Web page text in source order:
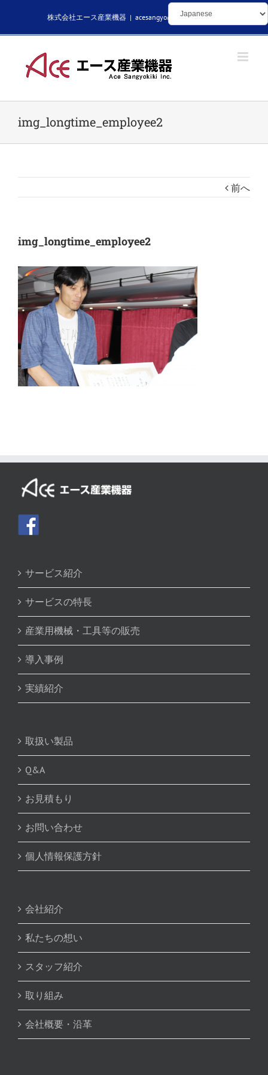
株式会社エース産業機器 | acesangyo@kikaibuhin.com
img_longtime_employee2
前へ
img_longtime_employee2
サービス紹介
サービスの特長
産業用機械・工具等の販売
導入事例
実績紹介
取扱い製品
Q&A
お見積もり
お問い合わせ
個人情報保護方針
会社紹介
私たちの想い
スタッフ紹介
取り組み
会社概要・沿革